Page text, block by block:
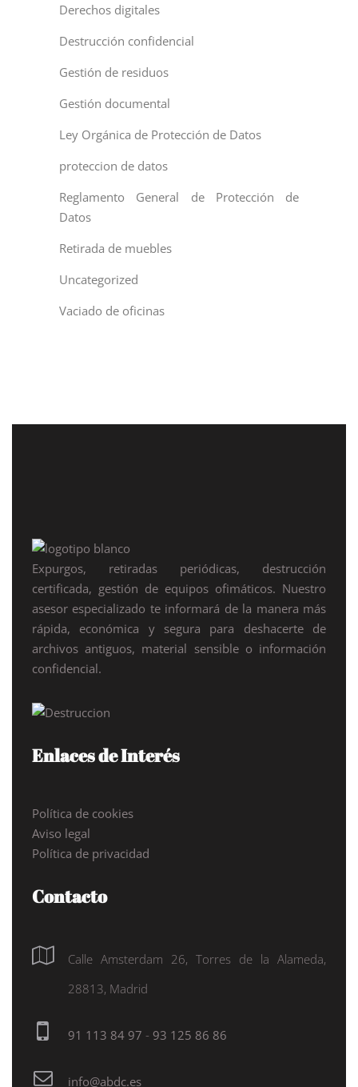
Derechos digitales
Destrucción confidencial
Gestión de residuos
Gestión documental
Ley Orgánica de Protección de Datos
proteccion de datos
Reglamento General de Protección de
Datos
Retirada de muebles
Uncategorized
Vaciado de oficinas
Expurgos, retiradas periódicas, destrucción
certificada, gestión de equipos ofimáticos. Nuestro
asesor especializado te informará de la manera más
rápida, económica y segura para deshacerte de
archivos antiguos, material sensible o información
confidencial.
Enlaces de Interés
Política de cookies
Aviso legal
Política de privacidad
Contacto
Calle Amsterdam 26, Torres de la Alameda,
28813, Madrid
91 113 84 97 - 93 125 86 86
info@abdc.es